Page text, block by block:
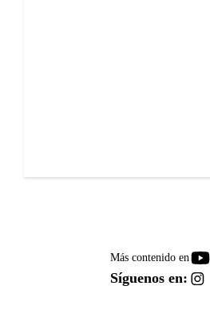
Más contenido en
Síguenos en: